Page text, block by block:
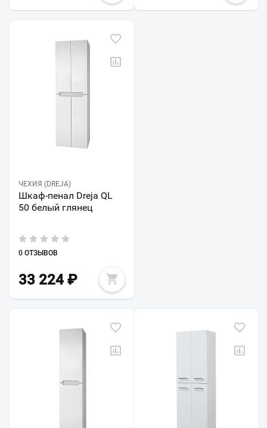
ЧЕХИЯ (DREJA)
Шкаф-пенал Dreja QL
50 белый глянец
0 ОТЗЫВОВ
33 224 ₽